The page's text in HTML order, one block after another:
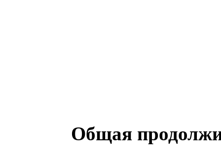
Общая